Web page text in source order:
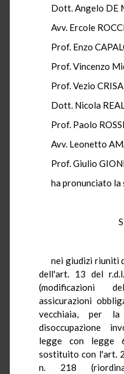
Dott. Angelo DE
Avv. Ercole
Prof. Enzo
Prof. Vincenzo
Prof. Vezio
Dott. Nicola
Prof. Paolo ROSSI
Avv. Leonetto
Prof. Giulio
ha pronunciato la
nei giudizi riuniti
dell'art. 13 del
(modificazioni
assicurazioni
vecchiaia, per
disoccupazione
legge con legge
sostituito con l'art.
n. 218